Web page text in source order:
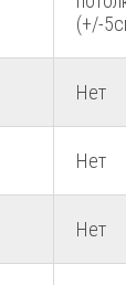
(+/-
Нет
Нет
Нет